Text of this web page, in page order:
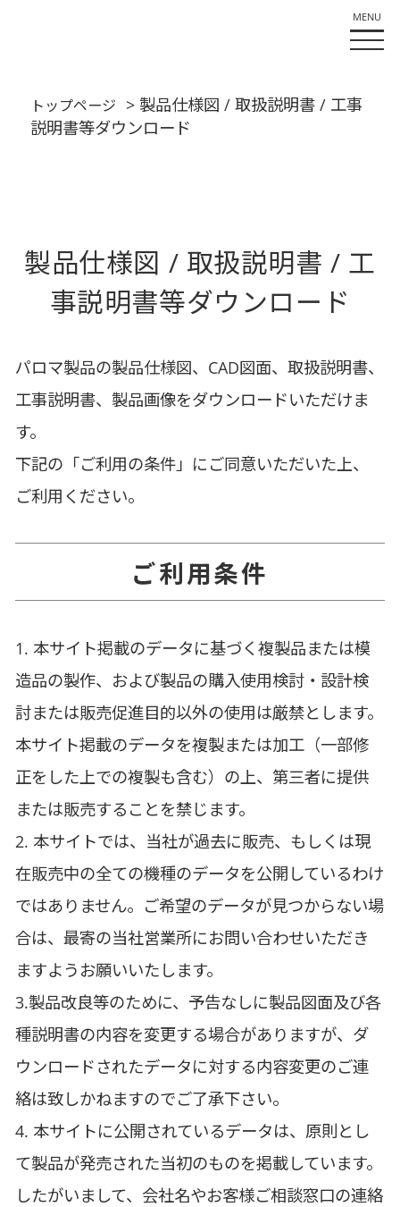
トップページ > 製品仕様図 / 取扱説明書 / 工事
説明書等ダウンロード
製品仕様図 / 取扱説明書 / 工
事説明書等ダウンロード
パロマ製品の製品仕様図、CAD図面、取扱説明書、
工事説明書、製品画像をダウンロードいただけま
す。
下記の「ご利用の条件」にご同意いただいた上、
ご利用ください。
ご利用条件
1. 本サイト掲載のデータに基づく複製品または模
造品の製作、および製品の購入使用検討・設計検
討または販売促進目的以外の使用は厳禁とします。
本サイト掲載のデータを複製または加工（一部修
正をした上での複製も含む）の上、第三者に提供
または販売することを禁じます。
2. 本サイトでは、当社が過去に販売、もしくは現
在販売中の全ての機種のデータを公開しているわけ
ではありません。ご希望のデータが見つからない場
合は、最寄の当社営業所にお問い合わせいただき
ますようお願いいたします。
3.製品改良等のために、予告なしに製品図面及び各
種説明書の内容を変更する場合がありますが、ダ
ウンロードされたデータに対する内容変更のご連
絡は致しかねますのでご了承下さい。
4. 本サイトに公開されているデータは、原則とし
て製品が発売された当初のものを掲載しています。
したがいまして、会社名やお客様ご相談窓口の連絡